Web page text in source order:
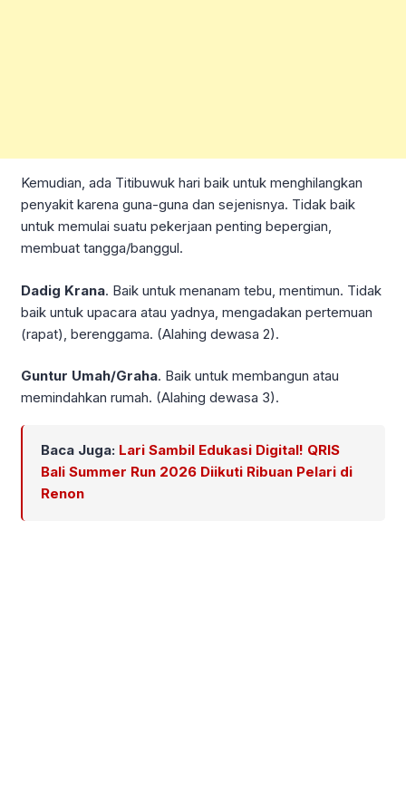
Kemudian, ada Titibuwuk hari baik untuk menghilangkan
penyakit karena guna-guna dan sejenisnya. Tidak baik
untuk memulai suatu pekerjaan penting bepergian,
membuat tangga/banggul.
Dadig Krana. Baik untuk menanam tebu, mentimun. Tidak
baik untuk upacara atau yadnya, mengadakan pertemuan
(rapat), berenggama. (Alahing dewasa 2).
Guntur Umah/Graha. Baik untuk membangun atau
memindahkan rumah. (Alahing dewasa 3).
Baca Juga: Lari Sambil Edukasi Digital! QRIS
Bali Summer Run 2026 Diikuti Ribuan Pelari di
Renon